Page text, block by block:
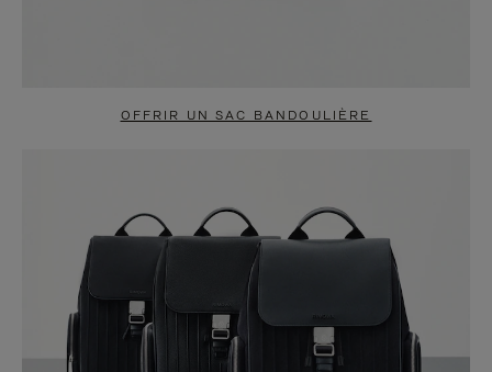
OFFRIR UN SAC BANDOULIÈRE